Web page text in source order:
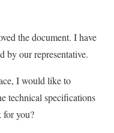
the document. I have
by our representative.
I would like to
technical specifications
for you?